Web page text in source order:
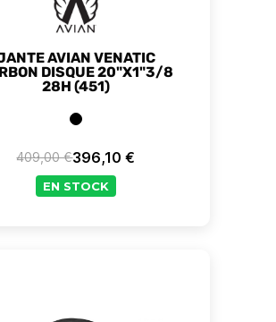
AVIAN VENATIC
DISQUE 20"X1"3/8
28H (451)
Prix de base
409,00 €Prix
396,10 €
EN STOCK